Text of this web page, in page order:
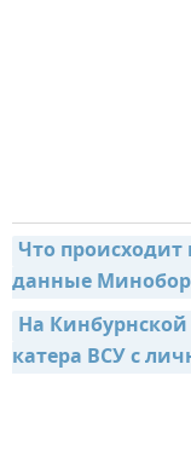
Что происходит
данные
На
катера ВСУ с